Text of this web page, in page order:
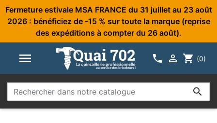
Fermeture estivale MSA FRANCE du 31 juillet au 23 août
2026 : bénéficiez de -15 % sur toute la marque (reprise
des expéditions à compter du 26 août).
   shopping_cart (0)
